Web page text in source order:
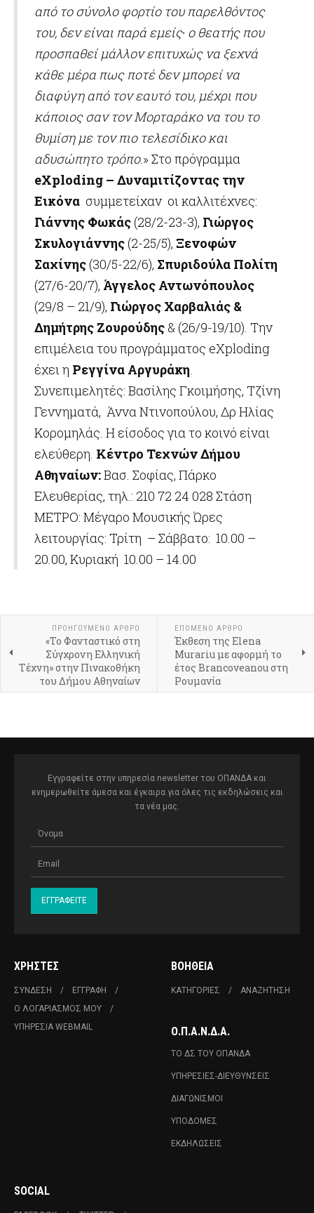
από το σύνολο φορτίο του παρελθόντος
του, δεν είναι παρά εμείς∙ ο θεατής που
προσπαθεί μάλλον επιτυχώς να ξεχνά
κάθε μέρα πως ποτέ δεν μπορεί να
διαφύγη από τον εαυτό του, μέχρι που
κάποιος σαν τον Μορταράκο να του το
θυμίση με τον πιο τελεσίδικο και
αδυσώπητο τρόπο.» Στο πρόγραμμα
eXploding – Δυναμιτίζοντας την
Εικόνα συμμετείχαν οι καλλιτέχνες:
Γιάννης Φωκάς(28/2-23-3), Γιώργος
Σκυλογιάννης(2-25/5), Ξενοφών
Σαχίνης(30/5-22/6), Σπυριδούλα Πολίτη
(27/6-20/7), Άγγελος Αντωνόπουλος
(29/8 – 21/9), Γιώργος Χαρβαλιάς &
Δημήτρης Ζουρούδης & (26/9-19/10). Την
επιμέλεια του προγράμματος eXploding
έχει η Ρεγγίνα Αργυράκη.
Συνεπιμελητές: Βασίλης Γκοιμήσης, Τζίνη
Γεννηματά, Άννα Ντινοπούλου, Δρ Ηλίας
Κορομηλάς. Η είσοδος για το κοινό είναι
ελεύθερη. Κέντρο Τεχνών Δήμου
Αθηναίων:Βασ. Σοφίας, Πάρκο
Ελευθερίας, τηλ.: 210 72 24 028 Στάση
ΜΕΤΡΟ: Μέγαρο Μουσικής Ώρες
λειτουργίας: Τρίτη – Σάββατο: 10.00 –
20.00, Κυριακή 10.00 – 14.00
ΠΡΟΗΓΟΎΜΕΝΟ ΆΡΘΡΟ
«Το Φανταστικό στη
Σύγχρονη Ελληνική
Τέχνη» στην Πινακοθήκη
του Δήμου Αθηναίων
ΕΠΌΜΕΝΟ ΆΡΘΡΟ
Έκθεση της Elena
Murariu με αφορμή το
έτος Brancoveanou στη
Ρουμανία
Εγγραφείτε στην υπηρεσία newsletter του ΟΠΑΝΔΑ και
ενημερωθείτε άμεσα και έγκαιρα για όλες τις εκδηλώσεις και
τα νέα μας.
ΧΡΉΣΤΕΣ
ΣΎΝΔΕΣΗ
ΕΓΓΡΑΦΉ
Ο ΛΟΓΑΡΙΑΣΜΌΣ ΜΟΥ
ΥΠΗΡΕΣΊΑ WEBMAIL
ΒΟΉΘΕΙΑ
ΚΑΤΗΓΟΡΊΕΣ ΑΝΑΖΉΤΗΣΗ
Ο.Π.Α.Ν.Δ.Α.
ΤΟ ΔΣ ΤΟΥ ΟΠΑΝΔΑ
ΥΠΗΡΕΣΊΕΣ-ΔΙΕΥΘΎΝΣΕΙΣ
ΔΙΑΓΩΝΙΣΜΟΊ
ΥΠΟΔΟΜΈΣ
ΕΚΔΗΛΏΣΕΙΣ
SOCIAL